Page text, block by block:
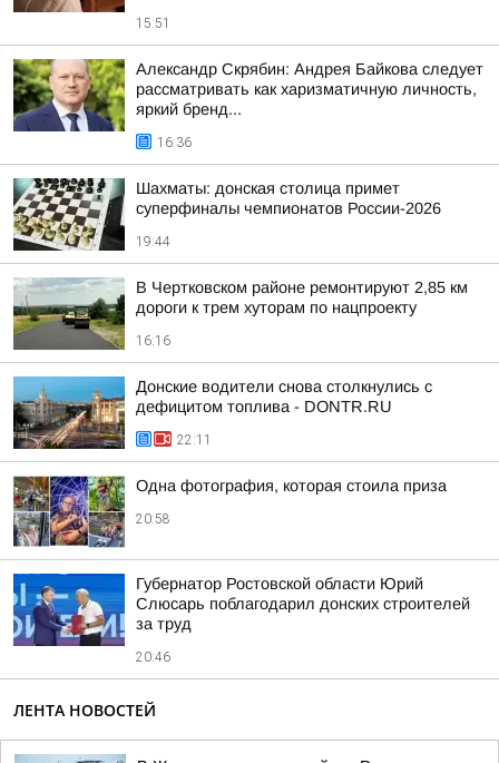
15:51
Александр Скрябин: Андрея Байкова следует
рассматривать как харизматичную личность,
яркий бренд...
16:36
Шахматы: донская столица примет
суперфиналы чемпионатов России-2026
19:44
В Чертковском районе ремонтируют 2,85 км
дороги к трем хуторам по нацпроекту
16:16
Донские водители снова столкнулись с
дефицитом топлива - DONTR.RU
22:11
Одна фотография, которая стоила приза
20:58
Губернатор Ростовской области Юрий
Слюсарь поблагодарил донских строителей
за труд
20:46
ЛЕНТА НОВОСТЕЙ